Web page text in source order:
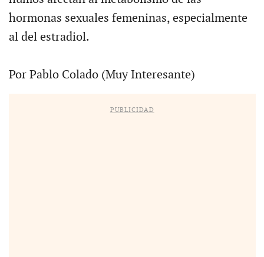
hormonas sexuales femeninas, especialmente
al del estradiol.
Por Pablo Colado (Muy Interesante)
PUBLICIDAD